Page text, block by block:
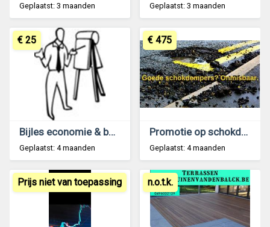
Geplaatst: 3 maanden Geplaatst: 3 maanden
Bijles economie & boekhouden regio Tervuren
Geplaatst: 4 maanden
€ 25
Promotie op schokdempers
Geplaatst: 4 maanden
€ 475
Prijs niet van toepassing n.o.t.k.